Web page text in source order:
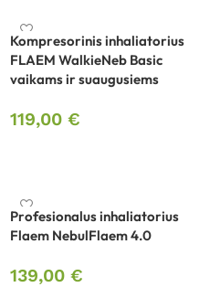
Kompresorinis inhaliatorius
FLAEM WalkieNeb Basic
vaikams ir suaugusiems
119,00 €
Profesionalus inhaliatorius
Flaem NebulFlaem 4.0
139,00 €